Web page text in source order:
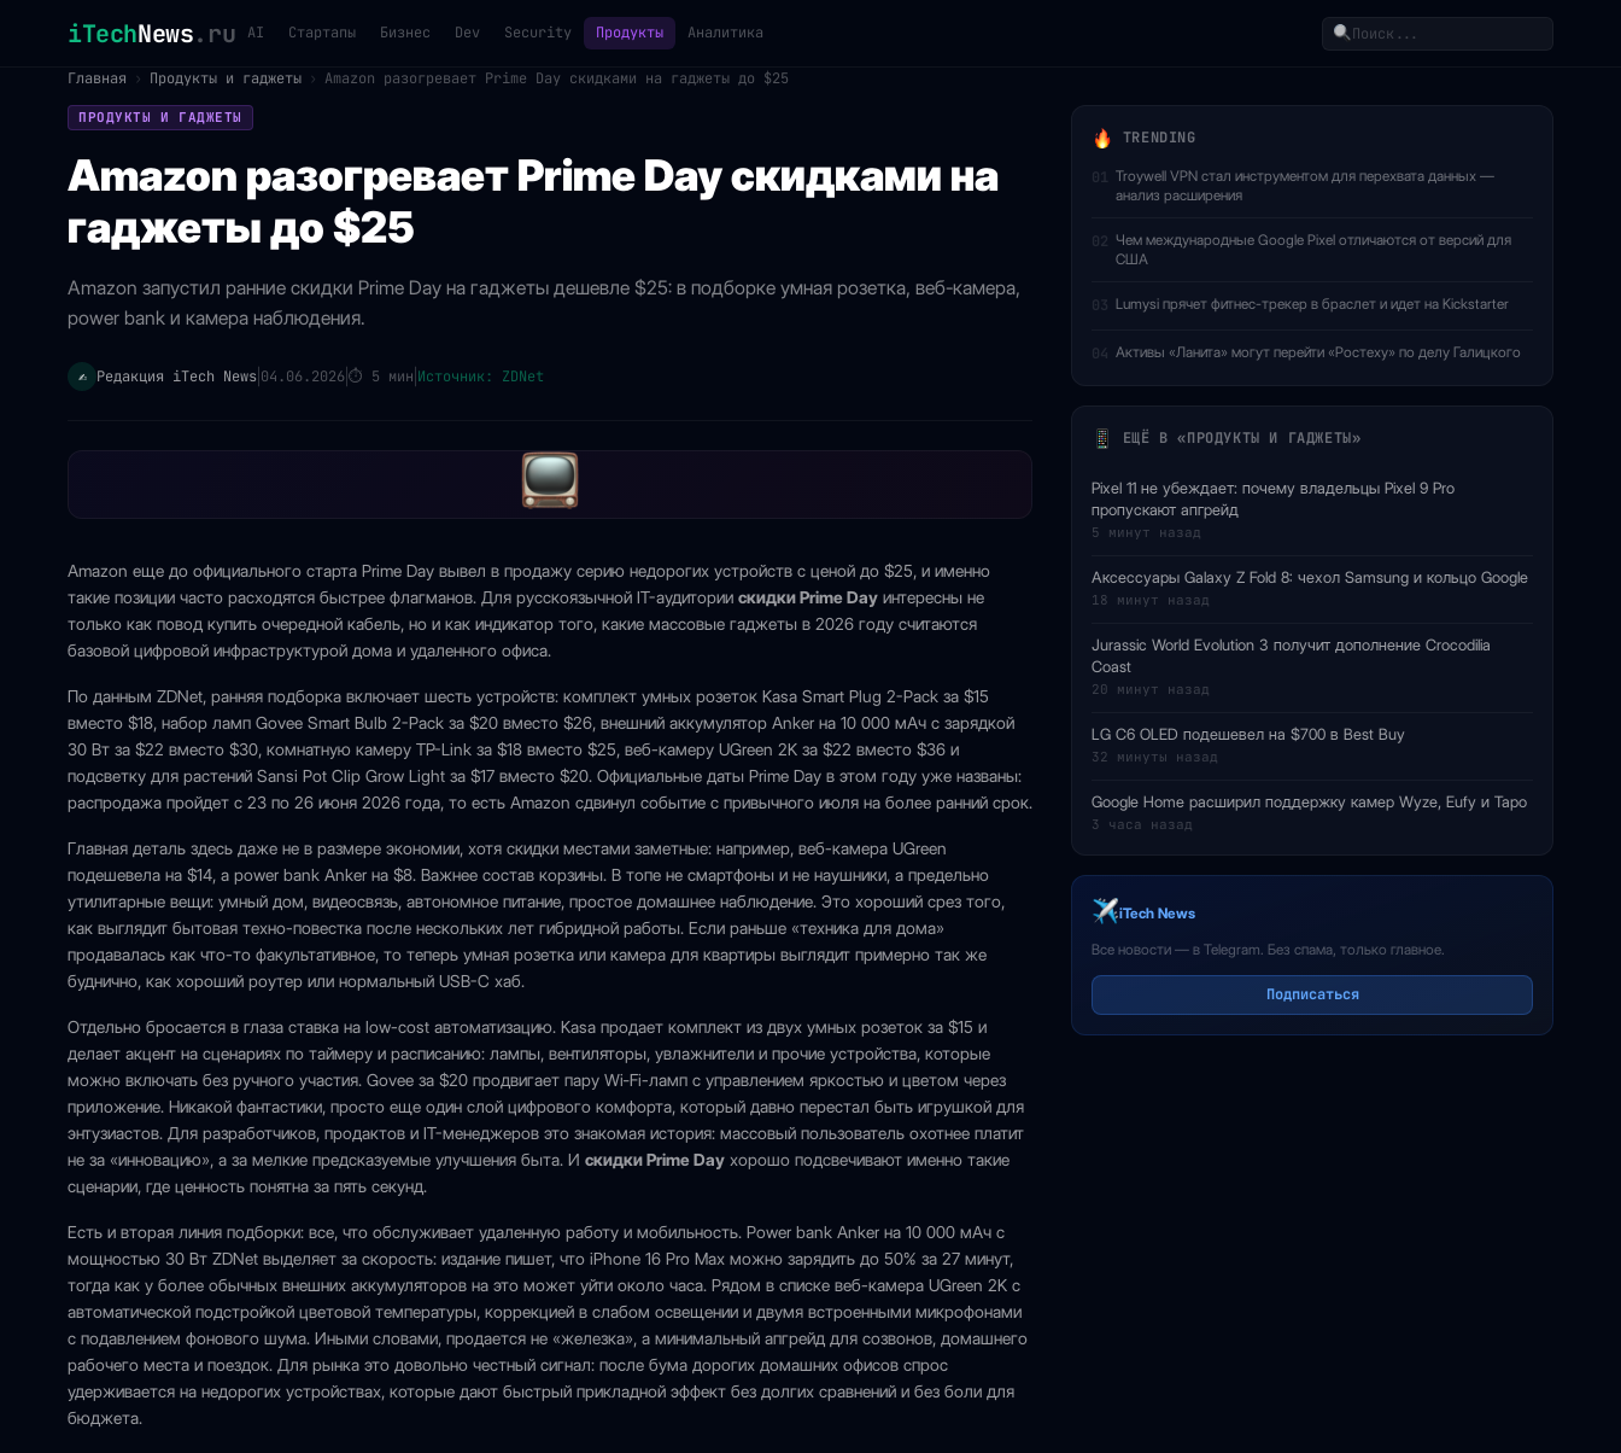
iTechNews.ru AI Стартапы Бизнес Dev Security Продукты Аналитика
Поиск
Главная
› Продукты и гаджеты › Amazon разогревает Prime Day скидками на гаджеты до $25
ПРОДУКТЫ И ГАДЖЕТЫ
Amazon разогревает Prime Day скидками на
гаджеты до $25
Amazon запустил ранние скидки Prime Day на гаджеты дешевле $25: в подборке умная розетка, веб-камера,
power bank и камера наблюдения.
✍️ Редакция iTech News 04.06.2026⏱ 5 мин Источник: ZDNet
Amazon еще до официального старта Prime Day вывел в продажу серию недорогих устройств с ценой до $25, и именно
такие позиции часто расходятся быстрее флагманов. Для русскоязычной IT-аудитории скидки Prime Day интересны не
только как повод купить очередной кабель, но и как индикатор того, какие массовые гаджеты в 2026 году считаются
базовой цифровой инфраструктурой дома и удаленного офиса.
По данным ZDNet, ранняя подборка включает шесть устройств: комплект умных розеток Kasa Smart Plug 2-Pack за $15
вместо $18, набор ламп Govee Smart Bulb 2-Pack за $20 вместо $26, внешний аккумулятор Anker на 10 000 мАч с зарядкой
30 Вт за $22 вместо $30, комнатную камеру TP-Link за $18 вместо $25, веб-камеру UGreen 2K за $22 вместо $36 и
подсветку для растений Sansi Pot Clip Grow Light за $17 вместо $20. Официальные даты Prime Day в этом году уже названы:
распродажа пройдет с 23 по 26 июня 2026 года, то есть Amazon сдвинул событие с привычного июля на более ранний срок.
Главная деталь здесь даже не в размере экономии, хотя скидки местами заметные: например, веб-камера UGreen
подешевела на $14, а power bank Anker на $8. Важнее состав корзины. В топе не смартфоны и не наушники, а предельно
утилитарные вещи: умный дом, видеосвязь, автономное питание, простое домашнее наблюдение. Это хороший срез того,
как выглядит бытовая техно-повестка после нескольких лет гибридной работы. Если раньше «техника для дома»
продавалась как что-то факультативное, то теперь умная розетка или камера для квартиры выглядит примерно так же
буднично, как хороший роутер или нормальный USB-C хаб.
Отдельно бросается в глаза ставка на low-cost автоматизацию. Kasa продает комплект из двух умных розеток за $15 и
делает акцент на сценариях по таймеру и расписанию: лампы, вентиляторы, увлажнители и прочие устройства, которые
можно включать без ручного участия. Govee за $20 продвигает пару Wi‑Fi-ламп с управлением яркостью и цветом через
приложение. Никакой фантастики, просто еще один слой цифрового комфорта, который давно перестал быть игрушкой для
энтузиастов. Для разработчиков, продактов и IT-менеджеров это знакомая история: массовый пользователь охотнее платит
не за «инновацию», а за мелкие предсказуемые улучшения быта. И скидки Prime Day хорошо подсвечивают именно такие
сценарии, где ценность понятна за пять секунд.
Есть и вторая линия подборки: все, что обслуживает удаленную работу и мобильность. Power bank Anker на 10 000 мАч с
мощностью 30 Вт ZDNet выделяет за скорость: издание пишет, что iPhone 16 Pro Max можно зарядить до 50% за 27 минут,
тогда как у более обычных внешних аккумуляторов на это может уйти около часа. Рядом в списке веб-камера UGreen 2K с
автоматической подстройкой цветовой температуры, коррекцией в слабом освещении и двумя встроенными микрофонами
с подавлением фонового шума. Иными словами, продается не «железка», а минимальный апгрейд для созвонов, домашнего
рабочего места и поездок. Для рынка это довольно честный сигнал: после бума дорогих домашних офисов спрос
удерживается на недорогих устройствах, которые дают быстрый прикладной эффект без долгих сравнений и без боли для
бюджета.
TRENDING
01 Troywell VPN стал инструментом для перехвата данных —
анализ расширения
02 Чем международные Google Pixel отличаются от версий для
США
03 Lumysi прячет фитнес-трекер в браслет и идет на Kickstarter
04 Активы «Ланита» могут перейти «Ростеху» по делу Галицкого
ЕЩЁ В «ПРОДУКТЫ И ГАДЖЕТЫ»
Pixel 11 не убеждает: почему владельцы Pixel 9 Pro
пропускают апгрейд
5 минут назад
Аксессуары Galaxy Z Fold 8: чехол Samsung и кольцо Google
18 минут назад
Jurassic World Evolution 3 получит дополнение Crocodilia
Coast
20 минут назад
LG C6 OLED подешевел на $700 в Best Buy
32 минуты назад
Google Home расширил поддержку камер Wyze, Eufy и Tapo
3 часа назад
iTech News
Все новости — в Telegram. Без спама, только главное.
Подписаться